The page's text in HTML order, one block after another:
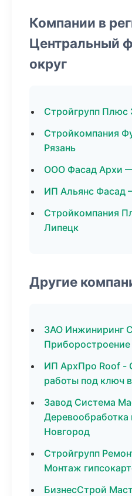
Компании в
Центральный
округ
Стройгрупп Плюс
Стройкомпания
Рязань
ООО Фасад Архи
ИП Альянс Фасад
Стройкомпания
Липецк
Другие
ЗАО Инжиниринг
Приборостроение
ИП АрхПро Roof -
работы под ключ
Завод Система
Новгород
Стройгрупп
Монтаж
БизнесСтрой